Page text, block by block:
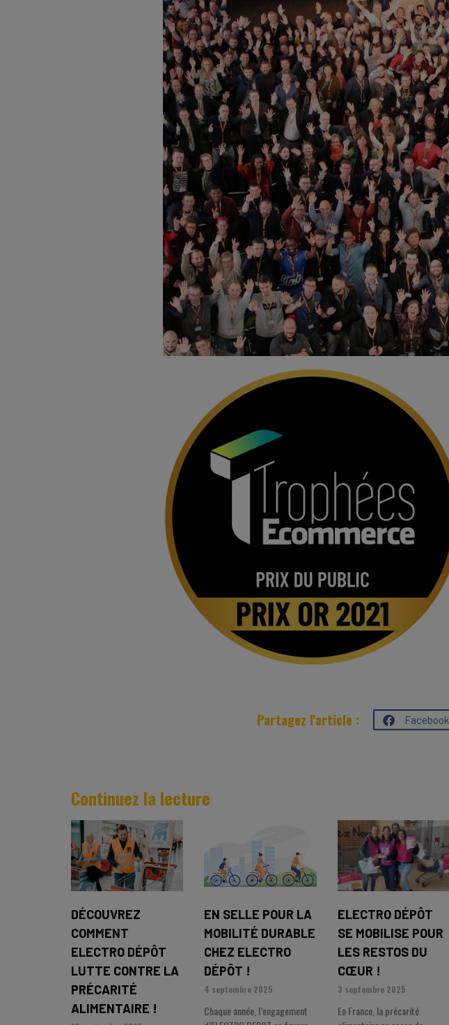
Partagez l'article : Facebook
Continuez la lecture
DÉCOUVREZ
COMMENT
ELECTRO DÉPÔT
LUTTE CONTRE LA
PRÉCARITÉ
ALIMENTAIRE !
EN SELLE POUR LA
MOBILITÉ DURABLE
CHEZ ELECTRO
DÉPÔT !
4 septembre 2025
Chaque année, l’engagement
ELECTRO DÉPÔT
SE MOBILISE POUR
LES RESTOS DU
CŒUR !
3 septembre 2025
En France, la précarité